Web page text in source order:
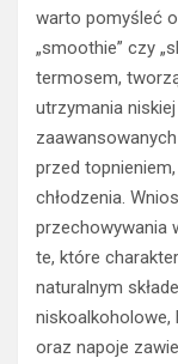
warto pomyśleć
„smoothie” czy
termosem,
utrzymania
przed
chłodzenia.
przechowywania
te, które
naturalnym
niskoalkoholowe,
oraz napoje